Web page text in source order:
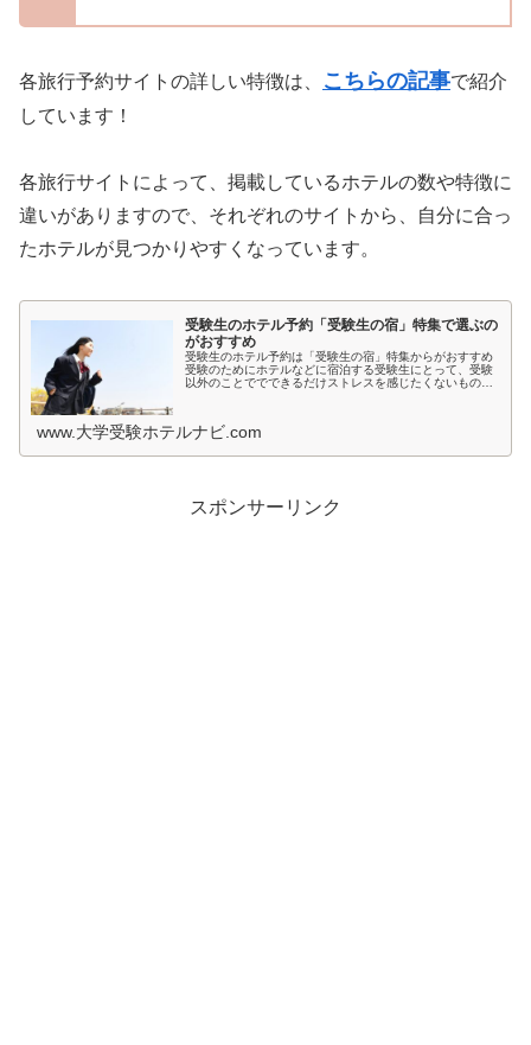
各旅行予約サイトの詳しい特徴は、 こちらの記事で紹介
しています！
各旅行サイトによって、掲載しているホテルの数や特徴に
違いがありますので、それぞれのサイトから、自分に合っ
たホテルが見つかりやすくなっています。
受験生のホテル予約「受験生の宿」特集で選ぶの
がおすすめ
受験生のホテル予約は「受験生の宿」特集からがおすすめ
受験のためにホテルなどに宿泊する受験生にとって、受験
以外のことででできるだけストレスを感じたくないもので
www.大学受験ホテルナビ.com
スポンサーリンク